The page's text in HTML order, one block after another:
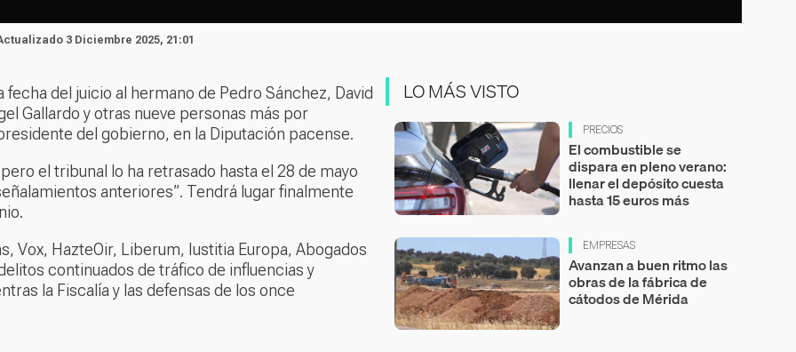
3 Diciembre 2025, 21:01
del juicio al hermano de Pedro Sánchez, David
Gallardo y otras nueve personas más por
del gobierno, en la Diputación pacense.
el tribunal lo ha retrasado hasta el 28 de mayo
anteriores”. Tendrá lugar finalmente
Vox, HazteOir, Liberum, Iustitia Europa, Abogados
continuados de tráfico de influencias y
la Fiscalía y las defensas de los once
LO MÁS VISTO
PRECIOS
El combustible se
dispara en pleno verano:
llenar el depósito cuesta
hasta 15 euros más
EMPRESAS
Avanzan a buen ritmo las
obras de la fábrica de
cátodos de Mérida